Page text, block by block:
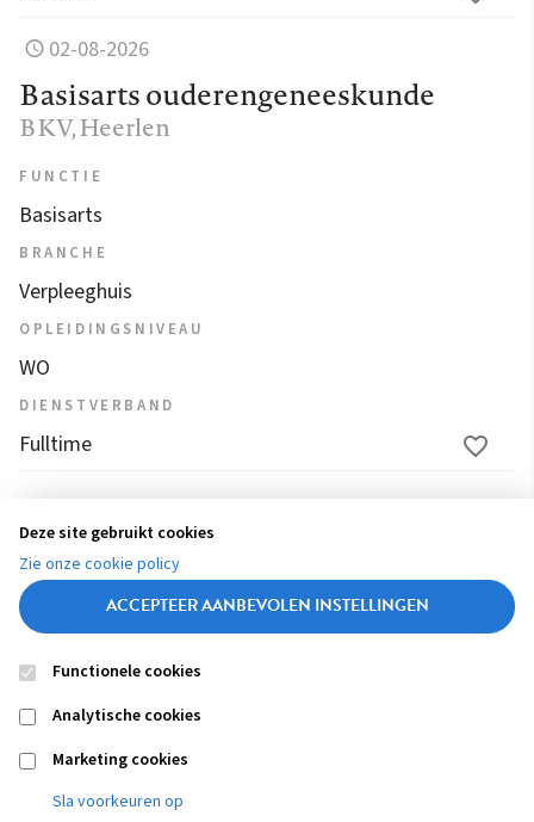
02-08-2026
Basisarts ouderengeneeskunde
BKV, Heerlen
FUNCTIE
Basisarts
BRANCHE
Verpleeghuis
OPLEIDINGSNIVEAU
WO
DIENSTVERBAND
Fulltime
1
2
(
r
e
)
3
Footer
navigation
Deze site gebruikt cookies
Zie onze cookie policy
ACCEPTEER AANBEVOLEN INSTELLINGEN
Functionele cookies
Analytische cookies
Marketing cookies
Sla voorkeuren op